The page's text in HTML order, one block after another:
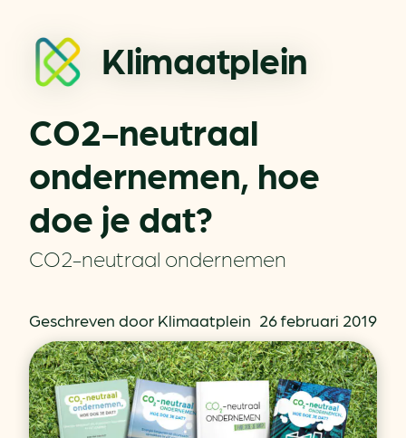
Klimaatplein
CO2-neutraal
ondernemen, hoe
doe je dat?
CO2-neutraal ondernemen
Geschreven door Klimaatplein 26 februari 2019